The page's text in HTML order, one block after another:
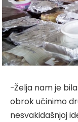
-Želja nam je
obrok učinimo
nesvakidašnjoj